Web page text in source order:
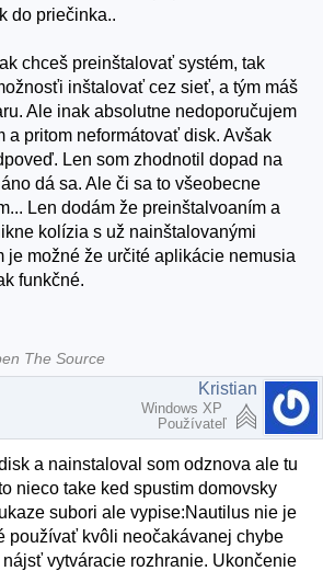
do priečinka..
chceš preinštalovať systém, tak
inštalovať cez sieť, a tým máš
Ale inak absolutne nedoporučujem
a pritom neformátovať disk. Avšak
Len som zhodnotil dopad na
dá sa. Ale či sa to všeobecne
Len dodám že preinštalvoaním a
kolízia s už nainštalovanými
je možné že určité aplikácie nemusia
funkčné.
The Source
Kristian
Windows XP
Používateľ
a nainstaloval som odznova ale tu
nieco take ked spustim domovsky
subori ale vypise:Nautilus nie je
používať kvôli neočakávanej chybe
vytváracie rozhranie. Ukončenie